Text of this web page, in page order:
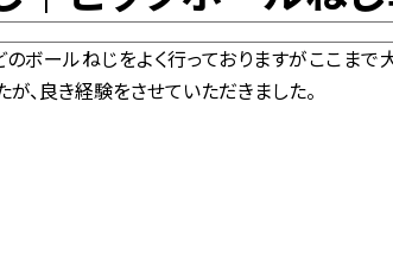
ボールねじをよく行っておりますがここまで
、良き経験をさせていただきました。